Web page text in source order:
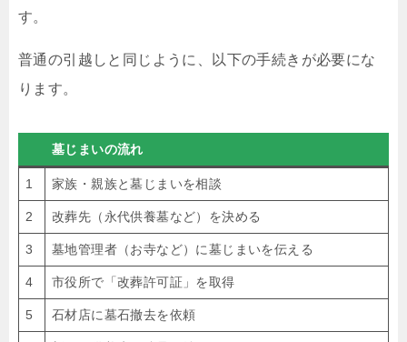
す。
普通の引越しと同じように、以下の手続きが必要にな
ります。
墓じまいの流れ
1 家族・親族と墓じまいを相談
2 改葬先（永代供養墓など）を決める
3 墓地管理者（お寺など）に墓じまいを伝える
4 市役所で「改葬許可証」を取得
5 石材店に墓石撤去を依頼